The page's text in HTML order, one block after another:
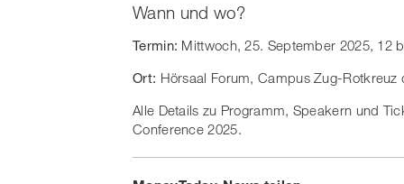
Wann und wo?
Termin: Mittwoch, 25. September 2025, 12
Ort: Hörsaal Forum, Campus Zug-
Alle Details zu Programm, Speakern und
Conference 2025.